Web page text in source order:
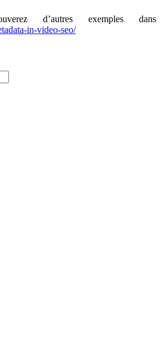
d’autres exemples dans
in-video-seo/